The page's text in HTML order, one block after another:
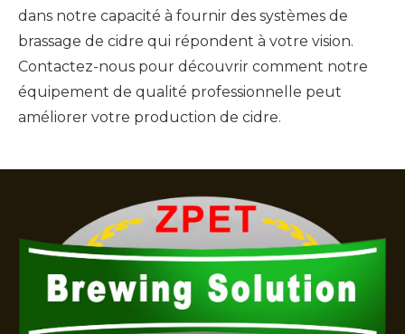
dans notre capacité à fournir des systèmes de
brassage de cidre qui répondent à votre vision.
Contactez-nous pour découvrir comment notre
équipement de qualité professionnelle peut
améliorer votre production de cidre.